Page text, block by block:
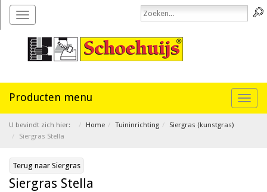
Toggle
navigation
U bevindt zich hier: Home Tuininrichting
Siergras (kunstgras)
Siergras Stella
Terug naar Siergras
Siergras Stella